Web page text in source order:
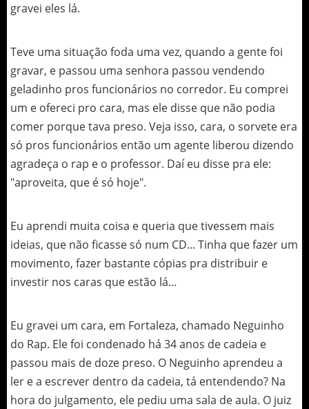
gravei eles lá.
Teve uma situação foda uma vez, quando a gente foi
gravar, e passou uma senhora passou vendendo
geladinho pros funcionários no corredor. Eu comprei
um e ofereci pro cara, mas ele disse que não podia
comer porque tava preso. Veja isso, cara, o sorvete era
só pros funcionários então um agente liberou dizendo
agradeça o rap e o professor. Daí eu disse pra ele:
"aproveita, que é só hoje".
Eu aprendi muita coisa e queria que tivessem mais
ideias, que não ficasse só num CD... Tinha que fazer um
movimento, fazer bastante cópias pra distribuir e
investir nos caras que estão lá...
Eu gravei um cara, em Fortaleza, chamado Neguinho
do Rap. Ele foi condenado há 34 anos de cadeia e
passou mais de doze preso. O Neguinho aprendeu a
ler e a escrever dentro da cadeia, tá entendendo? Na
hora do julgamento, ele pediu uma sala de aula. O juiz